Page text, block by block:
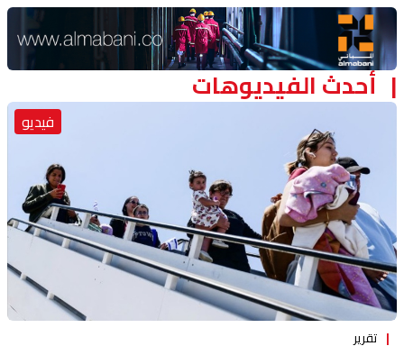
Advertisement Section
أحدث الفيديوهات
فيديو
تقرير